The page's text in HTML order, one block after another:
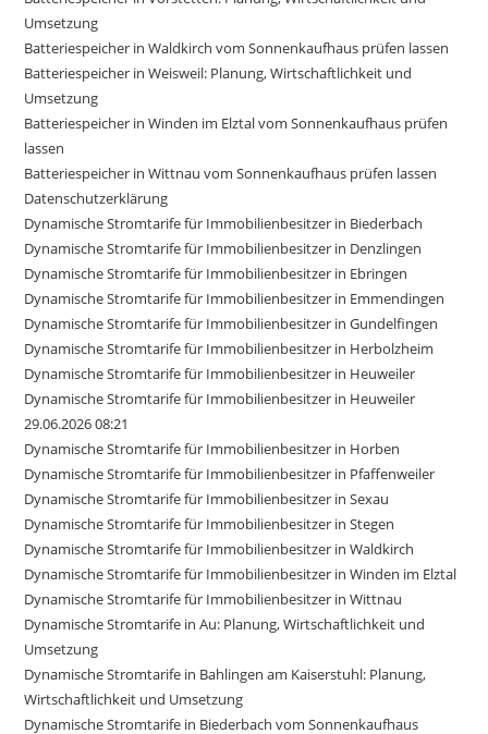
Umsetzung
Batteriespeicher in Waldkirch vom Sonnenkaufhaus prüfen lassen
Batteriespeicher in Weisweil: Planung, Wirtschaftlichkeit und
Umsetzung
Batteriespeicher in Winden im Elztal vom Sonnenkaufhaus prüfen
lassen
Batteriespeicher in Wittnau vom Sonnenkaufhaus prüfen lassen
Datenschutzerklärung
Dynamische Stromtarife für Immobilienbesitzer in Biederbach
Dynamische Stromtarife für Immobilienbesitzer in Denzlingen
Dynamische Stromtarife für Immobilienbesitzer in Ebringen
Dynamische Stromtarife für Immobilienbesitzer in Emmendingen
Dynamische Stromtarife für Immobilienbesitzer in Gundelfingen
Dynamische Stromtarife für Immobilienbesitzer in Herbolzheim
Dynamische Stromtarife für Immobilienbesitzer in Heuweiler
Dynamische Stromtarife für Immobilienbesitzer in Heuweiler
29.06.2026 08:21
Dynamische Stromtarife für Immobilienbesitzer in Horben
Dynamische Stromtarife für Immobilienbesitzer in Pfaffenweiler
Dynamische Stromtarife für Immobilienbesitzer in Sexau
Dynamische Stromtarife für Immobilienbesitzer in Stegen
Dynamische Stromtarife für Immobilienbesitzer in Waldkirch
Dynamische Stromtarife für Immobilienbesitzer in Winden im Elztal
Dynamische Stromtarife für Immobilienbesitzer in Wittnau
Dynamische Stromtarife in Au: Planung, Wirtschaftlichkeit und
Umsetzung
Dynamische Stromtarife in Bahlingen am Kaiserstuhl: Planung,
Wirtschaftlichkeit und Umsetzung
Dynamische Stromtarife in Biederbach vom Sonnenkaufhaus